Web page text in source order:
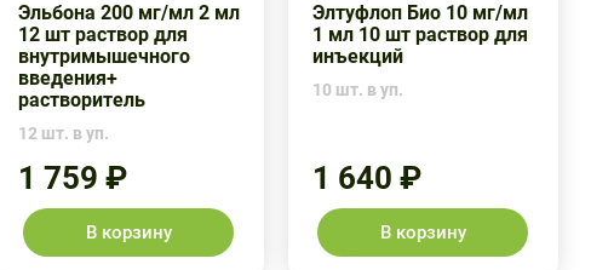
Эльбона 200 мг/мл 2 мл
12 шт раствор для
внутримышечного
введения+
растворитель
12 шт. в уп.
1 759 ₽
В корзину
Элтуфлоп Био 10 мг/мл
1 мл 10 шт раствор для
инъекций
10 шт. в уп.
1 640 ₽
В корзину